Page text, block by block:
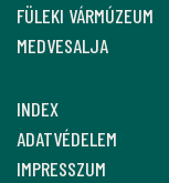
FÜLEKI VÁRMÚZEUM
MEDVESALJA
INDEX
ADATVÉDELEM
IMPRESSZUM